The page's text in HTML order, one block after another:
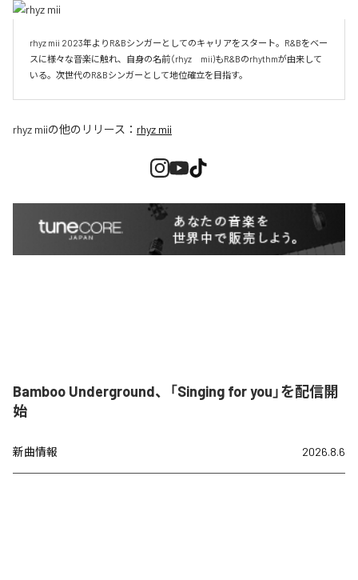
rhyz mii 2023年よりR&Bシンガーとしてのキャリアをスタート。R&Bをベー
スに様々な音楽に触れ、自身の名前（rhyz　mii)もR&Bのrhythmが由来して
いる。次世代のR&Bシンガーとして地位確立を目指す。
rhyz miiの他のリリース： rhyz mii
Bamboo Underground、「Singing for you」を配信開
始
新曲情報 2026.8.6